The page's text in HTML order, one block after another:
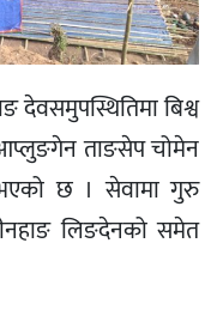
देवसमुपस्थितिमा बिश्व
ताङसेप चोमेन
छ । सेवामा गुरु
लिङदेनको समेत